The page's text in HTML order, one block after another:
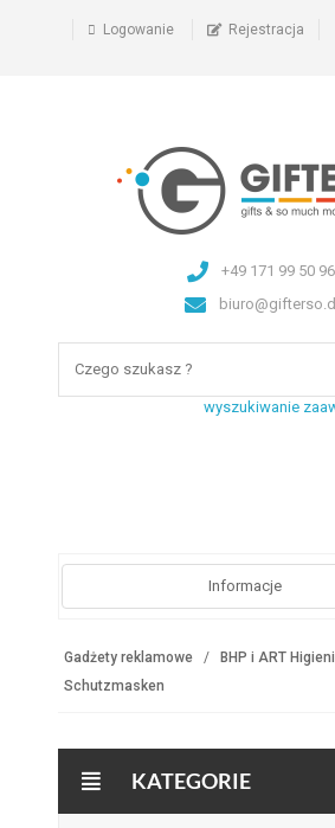
Logowanie Rejestracja
+49 171 99 50
wyszukiwanie
Informacje
Gadżety reklamowe
BHP i ART
Schutzmasken
KATEGORIE